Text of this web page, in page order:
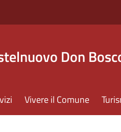
Don
Vivere il Comune